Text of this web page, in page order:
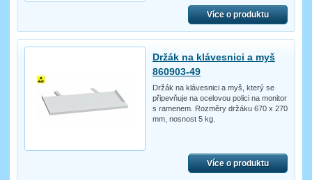
Více o produktu
Držák na klávesnici a myš
860903-49
Držák na klávesnici a myš, který se
připevňuje na ocelovou polici na monitor
s ramenem. Rozměry držáku 670 x 270
mm, nosnost 5 kg.
Více o produktu